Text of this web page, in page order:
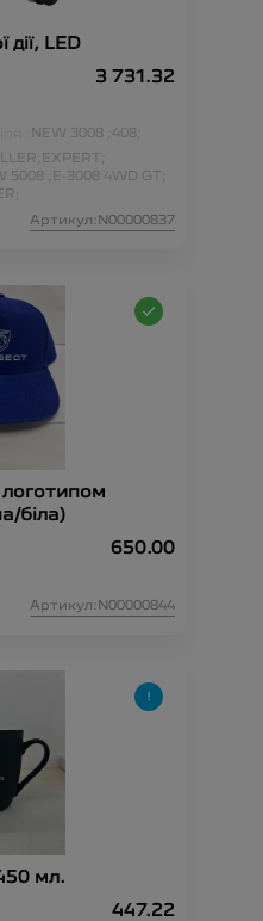
LED
3 731.32
: NEW 3008 ; 408;
EXPERT;
5008 ;
E-3008 4WD GT;
Артикул:N00000837
логотипом
біла)
650.00
Артикул:N00000844
мл.
447.22